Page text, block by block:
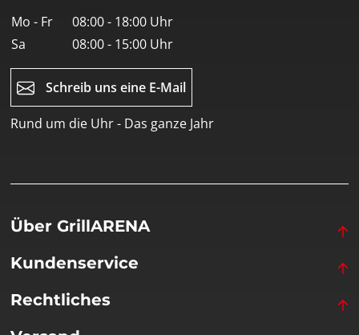
Mo - Fr
08:00 - 18:00 Uhr
Sa
08:00 - 15:00 Uhr
Schreib uns eine E-Mail
Rund um die Uhr - Das ganze Jahr
Über GrillARENA
Kundenservice
Rechtliches